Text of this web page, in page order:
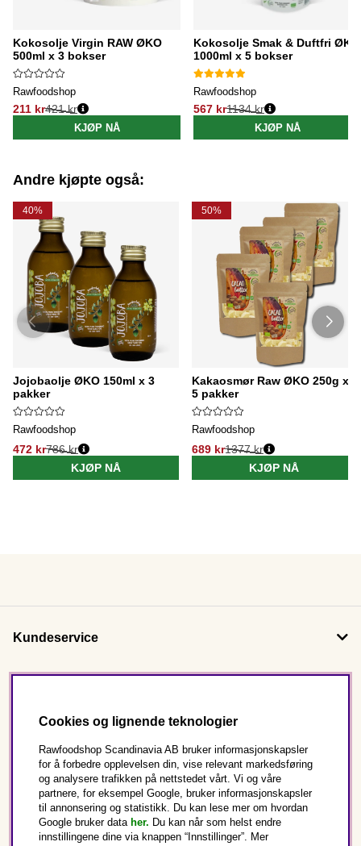
Kokosolje Virgin RAW ØKO
500ml x 3 bokser
Rawfoodshop
211 kr
Vanlig pris:
421 kr
KJØP NÅ
Kokosolje Smak & Duftfri ØKO
1000ml x 5 bokser
Rawfoodshop
567 kr
Vanlig pris:
1134 kr
KJØP NÅ
Andre kjøpte også:
40%
Jojobaolje ØKO 150ml x 3
pakker
Rawfoodshop
472 kr786 kr
KJØP NÅ
50%
Kakaosmør Raw ØKO 250g x
5 pakker
Rawfoodshop
689 kr1377 kr
KJØP NÅ
Kundeservice
Dette er Rawfoodshop
Norge
Cookies og lignende teknologier
Rawfoodshop Scandinavia AB bruker informasjonskapsler
for å forbedre opplevelsen din, vise relevant markedsføring
og analysere trafikken på nettstedet vårt. Vi og våre
partnere, for eksempel Google, bruker informasjonskapsler
til annonsering og statistikk. Du kan lese mer om hvordan
Google bruker data her. Du kan når som helst endre
innstillingene dine via knappen “Innstillinger”. Mer